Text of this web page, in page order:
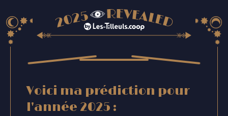
Voici ma prédiction pour
l'année 2025 :